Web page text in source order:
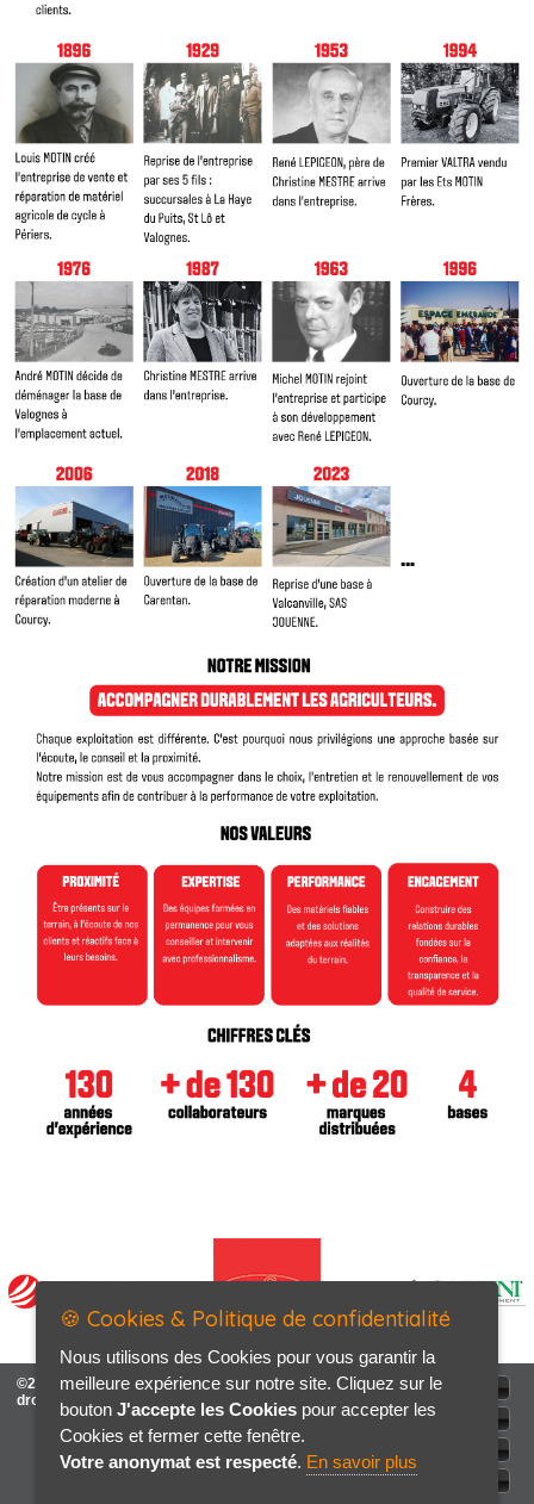
©2026-2027 MOTIN Frères tous
droits réservés
Mentions légales
🍪 Cookies & Politique de confidentialité
Nous utilisons des Cookies pour vous garantir la
meilleure expérience sur notre site. Cliquez sur le
bouton J'accepte les Cookies pour accepter les
Cookies et fermer cette fenêtre.
Votre anonymat est respecté. En savoir plus